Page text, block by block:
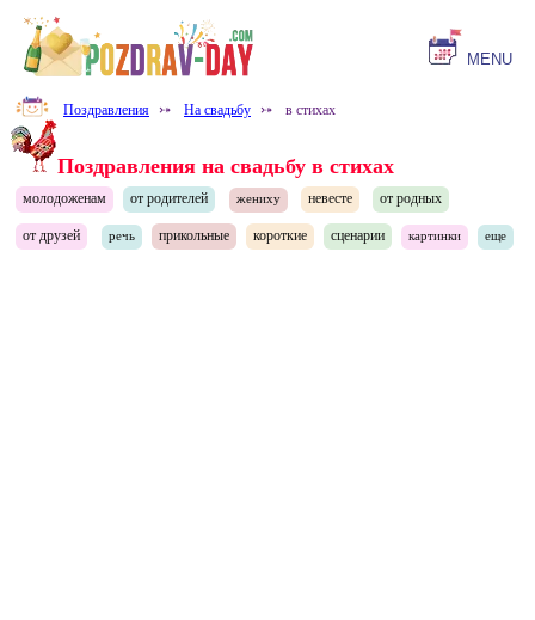
MENU
Поздравления ⤐ На свадьбу ⤐ в стихах
Поздравления на свадьбу в стихах
молодоженам от родителей жениху невесте от родных
от друзей речь прикольные короткие сценарии картинки еще